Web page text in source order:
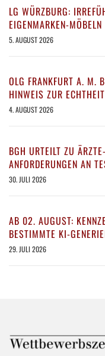
LG WÜRZBURG:
EIGENMARKEN-MÖBELN
5. AUGUST 2026
OLG FRANKFURT A. M.
HINWEIS ZUR
4. AUGUST 2026
BGH URTEILT ZU
ANFORDERUNGEN AN
30. JULI 2026
AB 02. AUGUST:
BESTIMMTE KI-
29. JULI 2026